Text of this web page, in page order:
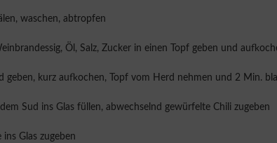
waschen, abtropfen
Öl, Salz, Zucker in einen Topf geben und
geben, kurz aufkochen, Topf vom Herd nehmen und 2 Min.
Sud ins Glas füllen, abwechselnd gewürfelte Chili zugeben
ins Glas zugeben